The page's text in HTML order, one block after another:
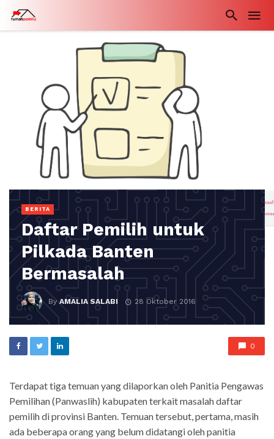
BERITA
Daftar Pemilih untuk
Pilkada Banten
Bermasalah
ByAMALIA SALABI 28 Oktober 2016
0
Terdapat tiga temuan yang dilaporkan oleh Panitia Pengawas
Pemilihan (Panwaslih) kabupaten terkait masalah daftar
pemilih di provinsi Banten. Temuan tersebut, pertama, masih
ada beberapa orang yang belum didatangi oleh panitia